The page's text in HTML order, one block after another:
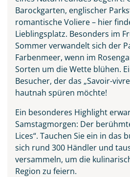
Barockgarten, englischer
romantische Voliere – hier
Lieblingsplatz. Besonders im
Sommer verwandelt sich der
Farbenmeer, wenn im
Sorten um die Wette blühen.
Besucher, der das „Savoir-
hautnah spüren möchte!
Ein besonderes Highlight
Samstagmorgen: Der
Lices“. Tauchen Sie ein in das
sich rund 300 Händler und
versammeln, um die
Region zu feiern.